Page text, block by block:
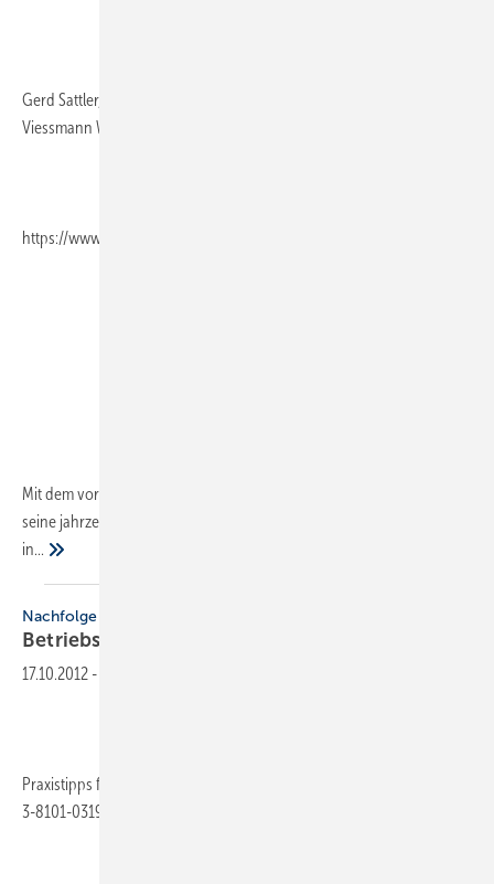
Gerd Sattler, Tilman Schibel, 336 Seiten, Herausgeber und Verlag:
Viessmann Werke Allendorf,
https://www.viessmann.de/
Mit dem vorliegenden Planungshandbuch möchte das Unternehmen
seine jahrzehntelange Erfahrung mit Anlagen zur Dampferzeugung
in...
Nachfolge
Betriebsübergabe leicht
17.10.2012 -
Praxistipps für das Handwerk, Ulrich C. Heckner, 232 Seiten, ISBN 978-
3-8101-0319-2, Hüthig & Pflaum Verlag,